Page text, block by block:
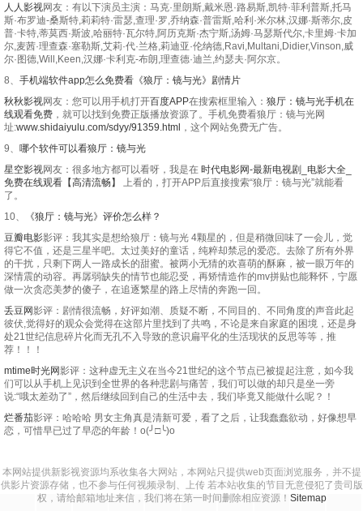
人人影视网友：有以下演员主演：马克·里朗斯,戴米恩·路易斯,凯特·菲利普斯,托马
斯·布罗迪-桑斯特,莉莉特·雷瑟,查理·罗,乔纳森·普雷斯,哈利·米尔林,汉娜·斯蒂尔,皮
普·卡特,蒂莫西·斯波,哈丽特·瓦尔特,阿历克斯·杰宁斯,汤姆·马瑟斯代尔,卡里姆·卡加
尔,麦茜·理查森·塞勒斯,艾莉·代·兰格,莉迪亚·伦纳德,Ravi,Multani,Didier,Vinson,威
尔·图德,Will,Keen,汉娜·卡利克-布朗,理查德·迪兰,约瑟夫·阿尔京。
8、 手机端软件app怎么免费看《狼厅：镜与光》剧情片
秋秋影视网友：您可以用手机打开百度APP在搜索框里输入： 狼厅：镜与光手机在
线观看免费 ，就可以找到免费正版播放资源了。手机免费看狼厅：镜与光网
址:www.shidaiyulu.com/sdyy/91359.html ，这个网站免费无广告。
9、 哪个软件可以看狼厅：镜与光
星空影视网友：很多地方都可以看呀，我是在 时代电影网-最新电视剧_电影大全_
免费在线观看【高清流畅】
上看的，打开APP后直接搜索“狼厅：镜与光”就能看
了。
10、
《狼厅：镜与光》评价怎么样？
豆瓣电影影评：我其实是想给狼厅：镜与光 4颗星的，但是稍微回味了一会儿，觉
得它不值，还是三星半吧。太过美好的童话，纯粹却禁忌的爱恋。去除了所有外界
的干扰，只剩下两人一路成长的甜蜜。被两小无猜的欢喜萌的酥麻，被一眼万年的
深情震的动容。再孱弱缺失的情节也能忍受，再矫情造作的mv拼贴也能释怀，宁愿
做一次贪恋美梦的傻子，在追逐繁星的路上尽情的奔跑一回。
丢豆网影评：剧情很流畅，好评如潮、质疑不断，不同目的、不同角度的声音此起
彼伏,觉得好的观众会觉得在这部片里找到了共鸣，不论是来自家庭的困境，还是身
处21世纪信息碎片化而无孔不入导致的意识扁平化的生活现状的反思等等，推
荐！！！
mtime时光网影评：这种虚无主义在当今21世纪的这个节点已被提起注意，如今我
们可以从手机上见识到全世界的各种悲剧与痛苦，我们可以做的却只是坐一旁
说:“哦太差劲了”，然后继续回到自己的生活中去，我们毕竟又能做什么呢？！
烂番茄影评：哈哈哈 男女主角真是清新可爱，看了之后，让我蠢蠢欲动，好像想早
恋，可惜早已过了早恋的年龄！o(╯□╰)o
本网站提供新影视资源均系收集各大网站，本网站只提供web页面浏览服务，并不提
供影片资源存储，也不参与任何视频录制、上传 若本站收集的节目无意侵犯了贵司版
权，请给邮箱地址来信，我们将在第一时间删除相应资源！ Sitemap